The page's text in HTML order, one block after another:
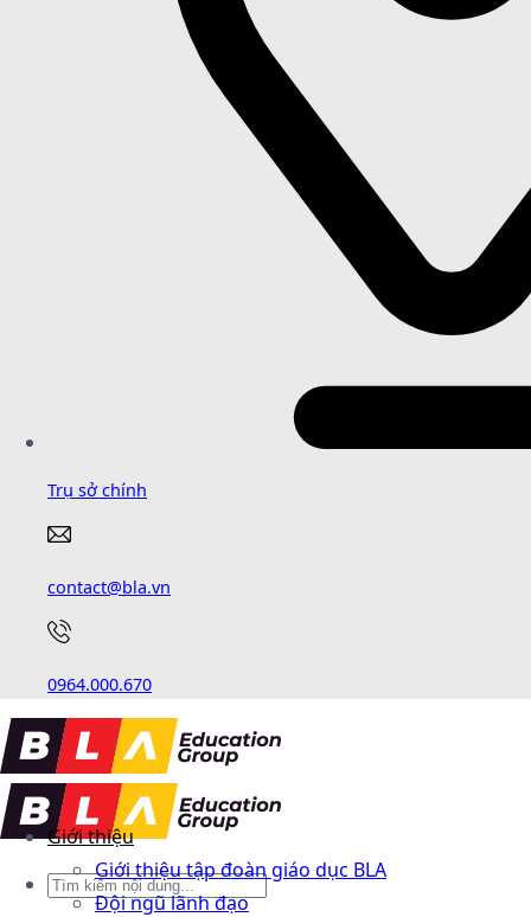
Trụ sở chính
contact@bla.vn
0964.000.670
Giới thiệu
Giới thiệu tập đoàn giáo dục BLA
Đội ngũ lãnh đạo